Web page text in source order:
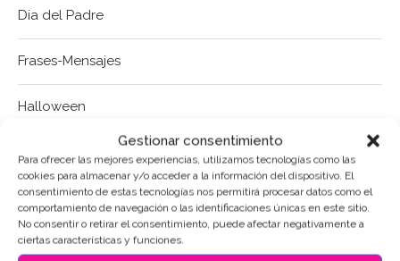
Gestionar consentimiento
Para ofrecer las mejores experiencias, utilizamos tecnologías como las
cookies para almacenar y/o acceder a la información del dispositivo. El
consentimiento de estas tecnologías nos permitirá procesar datos como el
comportamiento de navegación o las identificaciones únicas en este sitio.
No consentir o retirar el consentimiento, puede afectar negativamente a
ciertas características y funciones.
Dia del Padre
Frases-Mensajes
Halloween
Letra-Número
Lisa©
Mundo de Fantasía